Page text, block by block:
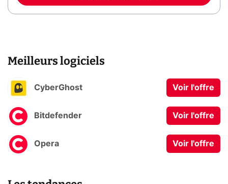
Meilleurs logiciels
CyberGhost Voir l'offre
Bitdefender Voir l'offre
Opera Voir l'offre